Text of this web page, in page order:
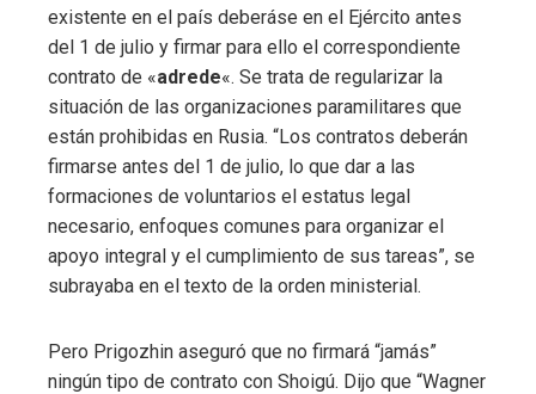
existente en el país deberáse en el Ejército antes
del 1 de julio y firmar para ello el correspondiente
contrato de «adrede«. Se trata de regularizar la
situación de las organizaciones paramilitares que
están prohibidas en Rusia. “Los contratos deberán
firmarse antes del 1 de julio, lo que dar a las
formaciones de voluntarios el estatus legal
necesario, enfoques comunes para organizar el
apoyo integral y el cumplimiento de sus tareas”, se
subrayaba en el texto de la orden ministerial.
Pero Prigozhin aseguró que no firmará “jamás”
ningún tipo de contrato con Shoigú. Dijo que “Wagner